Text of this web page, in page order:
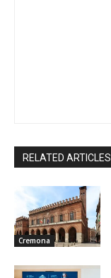
RELATED ARTICLES
Cremona